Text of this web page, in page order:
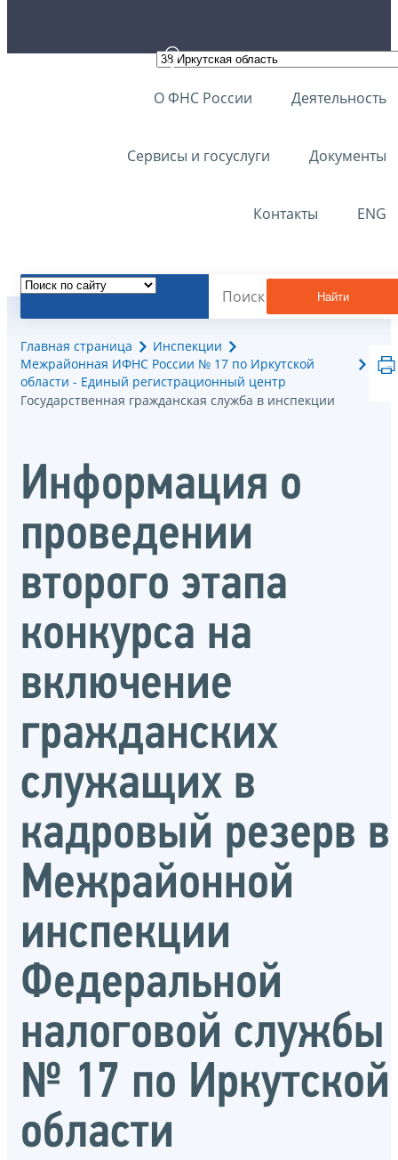
О ФНС России Деятельность
Сервисы и госуслуги Документы
Контакты ENG
Найти
Главная страница
Инспекции
Межрайонная ИФНС России № 17 по Иркутской
области - Единый регистрационный центр
Государственная гражданская служба в инспекции
Информация о
проведении
второго этапа
конкурса на
включение
гражданских
служащих в
кадровый резерв в
Межрайонной
инспекции
Федеральной
налоговой службы
№ 17 по Иркутской
области